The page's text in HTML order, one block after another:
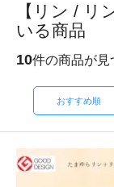
【リン / リ
いる商品
10件の商品が見
おすすめ順